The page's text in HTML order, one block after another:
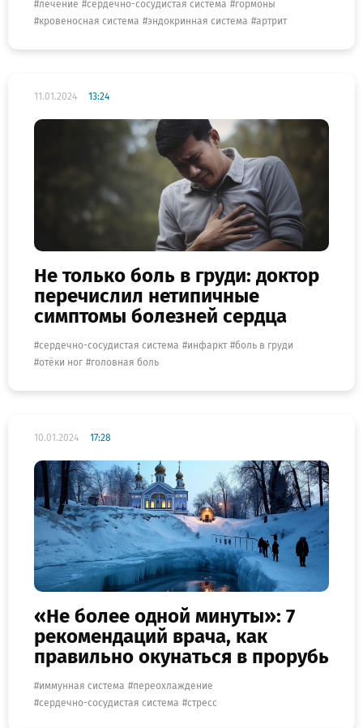
лечение сердечно-сосудистая система
гормоны
кровеносная система
эндокринная система артрит
11.01.2024 13:24
Не только боль в груди: доктор
перечислил нетипичные
симптомы болезней сердца
сердечно-сосудистая система инфаркт
боль в груди
отёки ног
головная боль
10.01.2024 17:28
«Не более одной минуты»: 7
рекомендаций врача, как
правильно окунаться в прорубь
иммунная система
переохлаждение
сердечно-сосудистая система
стресс